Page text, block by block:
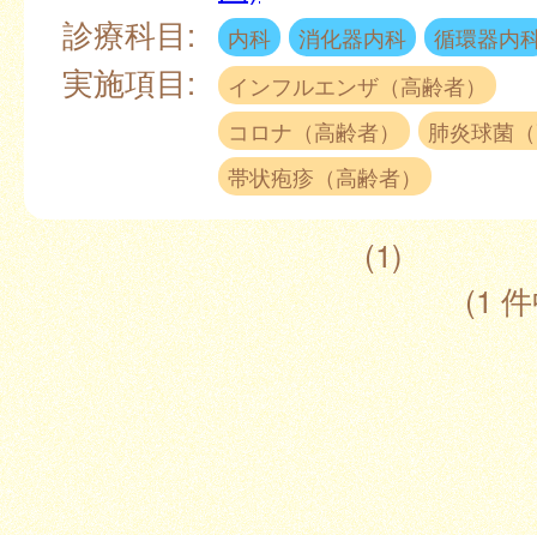
診療科目:
内科 消化器内科 循環器内
実施項目:
インフルエンザ（高齢者）
コロナ（高齢者）
肺炎球菌
帯状疱疹（高齢者）
(1)
(1